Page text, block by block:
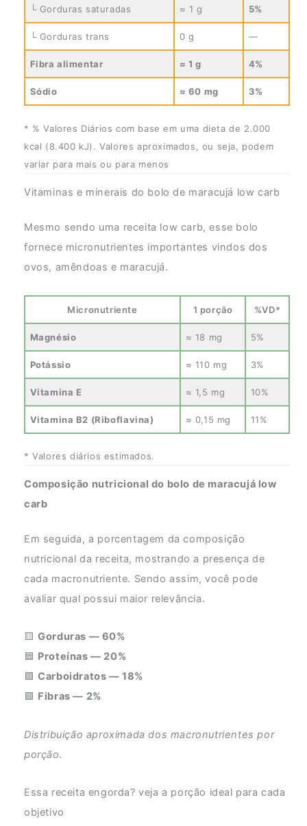
└ Gorduras saturadas ≈ 1 g 5%
└ Gorduras trans 0 g —
Fibra alimentar ≈ 1 g 4%
Sódio ≈ 60 mg 3%
* % Valores Diários com base em uma dieta de 2.000
kcal (8.400 kJ). Valores aproximados, ou seja, podem
variar para mais ou para menos
Vitaminas e minerais do bolo de maracujá low carb
Mesmo sendo uma receita low carb, esse bolo
fornece micronutrientes importantes vindos dos
ovos, amêndoas e maracujá.
Micronutriente 1 porção %VD*
Magnésio ≈ 18 mg 5%
Potássio ≈ 110 mg 3%
Vitamina E ≈ 1,5 mg 10%
Vitamina B2 (Riboflavina) ≈ 0,15 mg 11%
* Valores diários estimados.
Composição nutricional do bolo de maracujá low
carb
Em seguida, a porcentagem da composição
nutricional da receita, mostrando a presença de
cada macronutriente. Sendo assim, você pode
avaliar qual possui maior relevância.
🟨Gorduras — 60%
🟦 Proteínas — 20%
🟩Carboidratos — 18%
🟪 Fibras — 2%
Distribuição aproximada dos macronutrientes por
porção.
Essa receita engorda? veja a porção ideal para cada
objetivo